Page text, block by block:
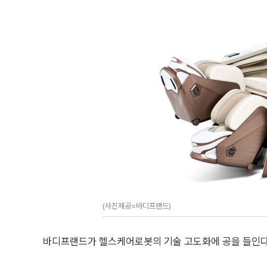
(사진제공=바디프랜드)
바디프랜드가 헬스케어로봇의 기술 고도화에 공을 들인